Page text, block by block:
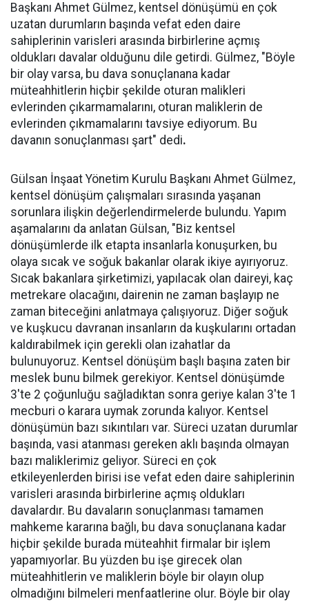
Başkanı Ahmet Gülmez, kentsel dönüşümü en çok
uzatan durumların başında vefat eden daire
sahiplerinin varisleri arasında birbirlerine açmış
oldukları davalar olduğunu dile getirdi. Gülmez, "Böyle
bir olay varsa, bu dava sonuçlanana kadar
müteahhitlerin hiçbir şekilde oturan malikleri
evlerinden çıkarmamalarını, oturan maliklerin de
evlerinden çıkmamalarını tavsiye ediyorum. Bu
davanın sonuçlanması şart" dedi.
Gülsan İnşaat Yönetim Kurulu Başkanı Ahmet Gülmez,
kentsel dönüşüm çalışmaları sırasında yaşanan
sorunlara ilişkin değerlendirmelerde bulundu. Yapım
aşamalarını da anlatan Gülsan, "Biz kentsel
dönüşümlerde ilk etapta insanlarla konuşurken, bu
olaya sıcak ve soğuk bakanlar olarak ikiye ayırıyoruz.
Sıcak bakanlara şirketimizi, yapılacak olan daireyi, kaç
metrekare olacağını, dairenin ne zaman başlayıp ne
zaman biteceğini anlatmaya çalışıyoruz. Diğer soğuk
ve kuşkucu davranan insanların da kuşkularını ortadan
kaldırabilmek için gerekli olan izahatlar da
bulunuyoruz. Kentsel dönüşüm başlı başına zaten bir
meslek bunu bilmek gerekiyor. Kentsel dönüşümde
3'te 2 çoğunluğu sağladıktan sonra geriye kalan 3'te 1
mecburi o karara uymak zorunda kalıyor. Kentsel
dönüşümün bazı sıkıntıları var. Süreci uzatan durumlar
başında, vasi atanması gereken aklı başında olmayan
bazı maliklerimiz geliyor. Süreci en çok
etkileyenlerden birisi ise vefat eden daire sahiplerinin
varisleri arasında birbirlerine açmış oldukları
davalardır. Bu davaların sonuçlanması tamamen
mahkeme kararına bağlı, bu dava sonuçlanana kadar
hiçbir şekilde burada müteahhit firmalar bir işlem
yapamıyorlar. Bu yüzden bu işe girecek olan
müteahhitlerin ve maliklerin böyle bir olayın olup
olmadığını bilmeleri menfaatlerine olur. Böyle bir olay